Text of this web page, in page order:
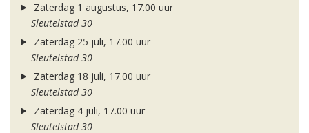
Zaterdag 1 augustus, 17.00 uur
Sleutelstad 30
Zaterdag 25 juli, 17.00 uur
Sleutelstad 30
Zaterdag 18 juli, 17.00 uur
Sleutelstad 30
Zaterdag 4 juli, 17.00 uur
Sleutelstad 30